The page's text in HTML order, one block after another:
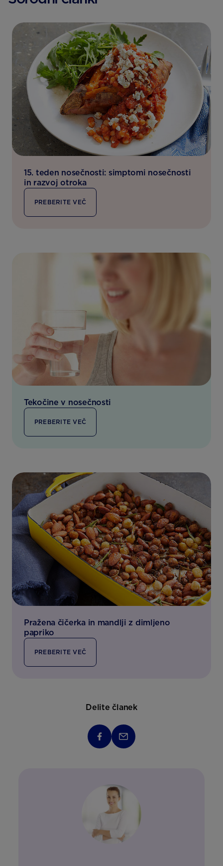
15. teden nosečnosti: simptomi nosečnosti
in razvoj otroka
PREBERITE VEČ
Tekočine v nosečnosti
PREBERITE VEČ
Pražena čičerka in mandlji z dimljeno
papriko
PREBERITE VEČ
Delite članek